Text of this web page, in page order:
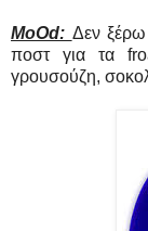
MoOd: Δεν
ποστ για τα
γρουσούζη,